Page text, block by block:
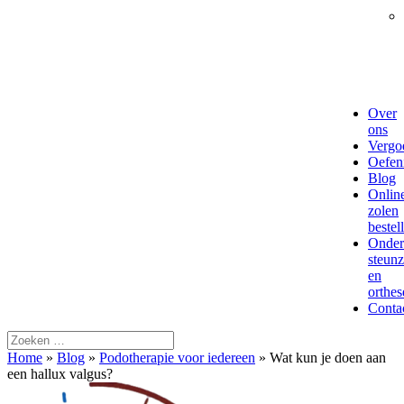
Over
ons
Blog
zolen
en
Home » Blog » Podotherapie voor iedereen » Wat kun je doen aan
een hallux valgus?